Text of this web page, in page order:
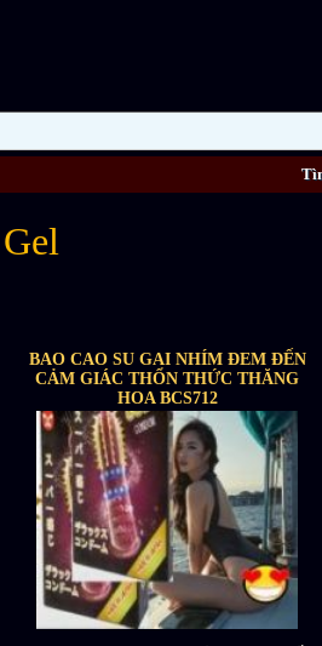
BAO CAO SU GAI NHÍM ĐEM ĐẾN
CẢM GIÁC THỔN THỨC THĂNG
HOA BCS712